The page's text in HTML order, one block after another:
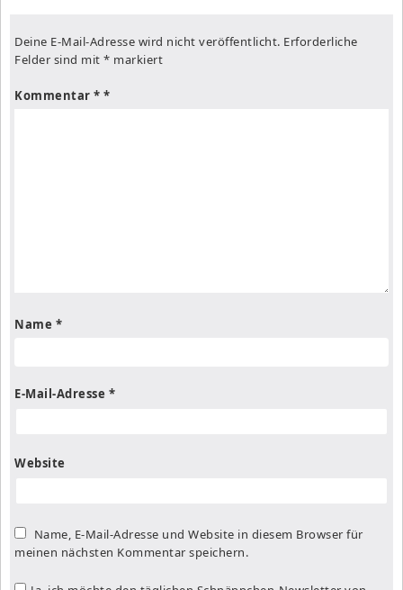
Deine E-Mail-Adresse wird nicht veröffentlicht. Erforderliche
Felder sind mit * markiert
Kommentar *
Name *
E-Mail-Adresse *
Website
Name, E-Mail-Adresse und Website in diesem Browser für
meinen nächsten Kommentar speichern.